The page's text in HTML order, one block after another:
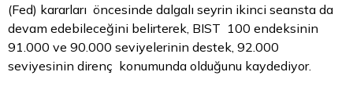
(Fed) kararları öncesinde dalgalı seyrin ikinci seansta da
devam edebileceğini belirterek, BIST 100 endeksinin
91.000 ve 90.000 seviyelerinin destek, 92.000
seviyesinin direnç konumunda olduğunu kaydediyor.